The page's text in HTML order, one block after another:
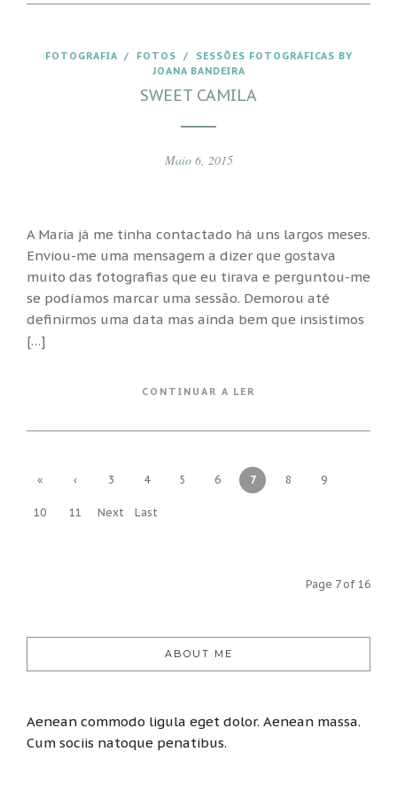
FOTOGRAFIA/ FOTOS /
SESSÕES FOTOGRÁFICAS BY
JOANA BANDEIRA
SWEET CAMILA
Maio 6, 2015
A Maria já me tinha contactado há uns largos meses.
Enviou-me uma mensagem a dizer que gostava
muito das fotografias que eu tirava e perguntou-me
se podíamos marcar uma sessão. Demorou até
definirmos uma data mas ainda bem que insistimos
[…]
CONTINUAR A LER
«
First
‹
Previ
3 4 5 6 7 8 9
10 11
Next
Last
Page 7 of 16
ABOUT ME
Aenean commodo ligula eget dolor. Aenean massa.
Cum sociis natoque penatibus.